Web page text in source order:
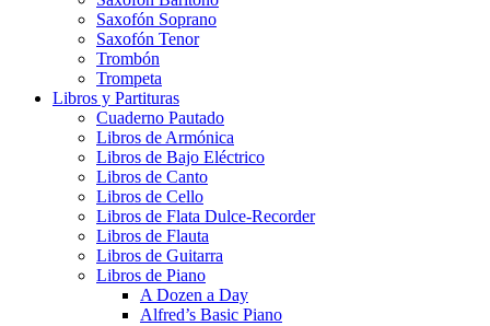
Saxofón Soprano
Saxofón Tenor
Trombón
Trompeta
Libros y Partituras
Cuaderno Pautado
Libros de Armónica
Libros de Bajo Eléctrico
Libros de Canto
Libros de Cello
Libros de Flata Dulce-Recorder
Libros de Flauta
Libros de Guitarra
Libros de Piano
A Dozen a Day
Alfred’s Basic Piano